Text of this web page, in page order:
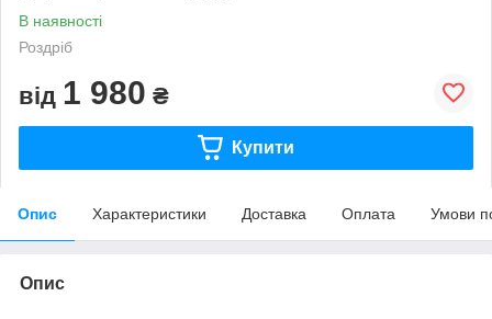
В наявності
Роздріб
від 1 980 ₴
Купити
Опис Характеристики Доставка Оплата Умови
Опис